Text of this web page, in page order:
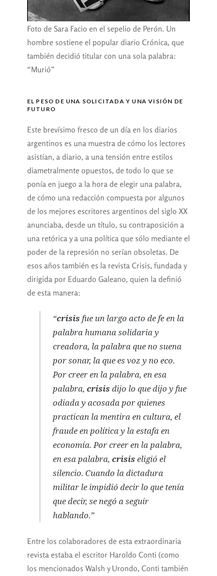
Foto de Sara Facio en el sepelio de Perón. Un
hombre sostiene el popular diario Crónica, que
también decidió titular con una sola palabra:
“Murió”
EL PESO DE UNA SOLICITADA Y UNA VISIÓN DE
FUTURO
Este brevísimo fresco de un día en los diarios
argentinos es una muestra de cómo los lectores
asistían, a diario, a una tensión entre estilos
diametralmente opuestos, de todo lo que se
ponía en juego a la hora de elegir una palabra,
de cómo una redacción compuesta por algunos
de los mejores escritores argentinos del siglo XX
anunciaba, desde un título, su contraposición a
una retórica y a una política que sólo mediante el
poder de la represión no serían obsoletas. De
esos años también es la revista Crisis, fundada y
dirigida por Eduardo Galeano, quien la definió
de esta manera:
“crisis fue un largo acto de fe en la
palabra humana solidaria y
creadora, la palabra que no suena
por sonar, la que es voz y no eco.
Por creer en la palabra, en esa
palabra,crisis dijo lo que dijo y fue
odiada y acosada por quienes
practican la mentira en cultura, el
fraude en política y la estafa en
economía. Por creer en la palabra,
en esa palabra,crisis eligió el
silencio. Cuando la dictadura
militar le impidió decir lo que tenía
que decir, se negó a seguir
hablando.”
Entre los colaboradores de esta extraordinaria
revista estaba el escritor Haroldo Conti (como
los mencionados Walsh y Urondo, Conti también